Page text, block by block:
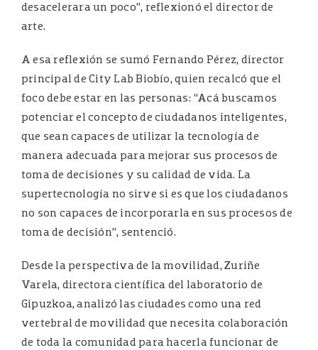
desacelerara un poco”, reflexionó el director de
arte.
A esa reflexión se sumó Fernando Pérez, director
principal de City Lab Biobío, quien recalcó que el
foco debe estar en las personas: “Acá buscamos
potenciar el concepto de ciudadanos inteligentes,
que sean capaces de utilizar la tecnología de
manera adecuada para mejorar sus procesos de
toma de decisiones y su calidad de vida. La
supertecnología no sirve si es que los ciudadanos
no son capaces de incorporarla en sus procesos de
toma de decisión”, sentenció.
Desde la perspectiva de la movilidad, Zuriñe
Varela, directora científica del laboratorio de
Gipuzkoa, analizó las ciudades como una red
vertebral de movilidad que necesita colaboración
de toda la comunidad para hacerla funcionar de